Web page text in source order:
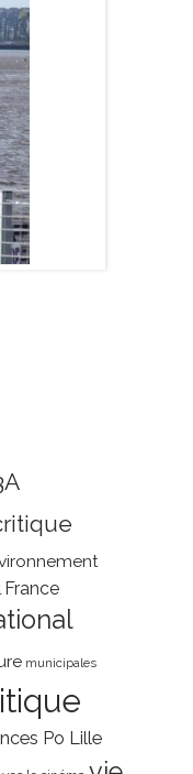
France
municipales
Po Lille